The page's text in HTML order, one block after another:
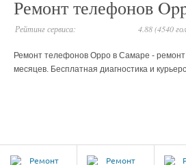
Ремонт телефонов
Рейтинг сервиса: 4.88 (4540
Ремонт телефонов Oppo в Самаре - ремонт
месяцев. Бесплатная диагностика и